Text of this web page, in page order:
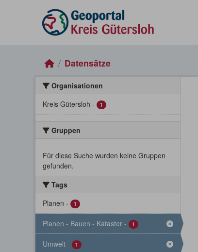
Datensätze
Organisationen
Kreis Gütersloh - 1
Gruppen
Für diese Suche wurden keine Gruppen
gefunden.
Tags
Planen - 1
Planen - Bauen - Kataster - 1
Umwelt - 1